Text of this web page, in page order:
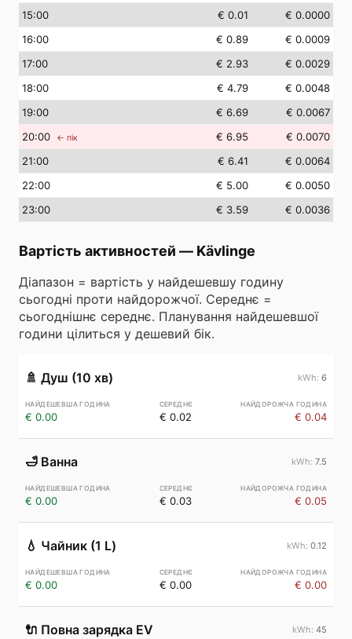
15:00 € 0.01
€ 0.0000
16:00 € 0.89
€ 0.0009
17:00 € 2.93
€ 0.0029
18:00 € 4.79
€ 0.0048
19:00 € 6.69
€ 0.0067
20:00 ← пік € 6.95
€ 0.0070
21:00 € 6.41
€ 0.0064
22:00 € 5.00
€ 0.0050
23:00 € 3.59 € 0.0036
Вартість активностей — Kävlinge
Діапазон = вартість у найдешевшу годину
сьогодні проти найдорожчої. Середнє =
сьогоднішнє середнє. Планування найдешевшої
години цілиться у дешевий бік.
🚿 Душ (10 хв) 6
€ 0.00 € 0.02 € 0.04
🛁 Ванна 7.5
€ 0.00 € 0.03 € 0.05
💧 Чайник (1 L) 0.12
€ 0.00 € 0.00 € 0.00
🔌 Повна зарядка EV 45